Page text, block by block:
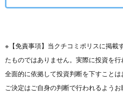
※【免責事項】当クチコミポリスに掲載
たものではありません。実際に投資を
全面的に依拠して投資判断を下すこと
ご決定はご自身の判断で行われるようお